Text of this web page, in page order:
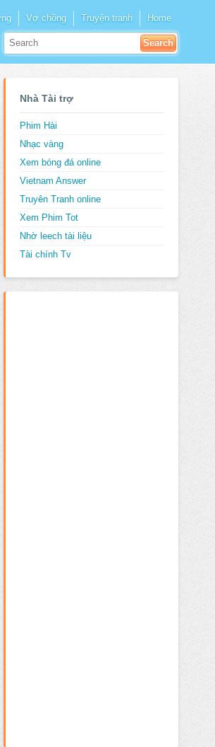
Vợ chồng Truyện tranh Home
Nhà Tài trợ
Phim Hài
Nhạc vàng
Xem bóng đá online
Vietnam Answer
Truyên Tranh online
Xem Phim Tot
Nhờ leech tài liệu
Tài chính Tv